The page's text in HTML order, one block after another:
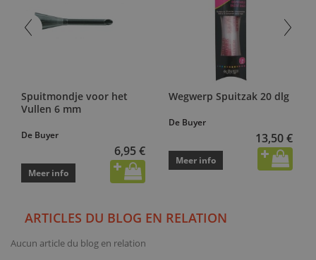
Spuitmondje voor het
Vullen 6 mm
De Buyer
6,95 €
Meer info
Wegwerp Spuitzak 20 dlg
De Buyer
13,50 €
Meer info
ARTICLES DU BLOG EN RELATION
Aucun article du blog en relation